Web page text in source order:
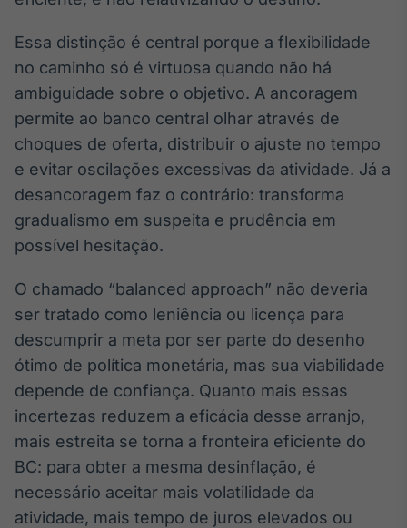
de ativos
Em breve
Crédito
Essa distinção é central porque a flexibilidade
no caminho só é virtuosa quando não há
ambiguidade sobre o objetivo. A ancoragem
permite ao banco central olhar através de
choques de oferta, distribuir o ajuste no tempo
e evitar oscilações excessivas da atividade. Já a
desancoragem faz o contrário: transforma
gradualismo em suspeita e prudência em
possível hesitação.
O chamado “balanced approach” não deveria
ser tratado como leniência ou licença para
descumprir a meta por ser parte do desenho
ótimo de política monetária, mas sua viabilidade
depende de confiança. Quanto mais essas
incertezas reduzem a eficácia desse arranjo,
mais estreita se torna a fronteira eficiente do
BC: para obter a mesma desinflação, é
necessário aceitar mais volatilidade da
atividade, mais tempo de juros elevados ou